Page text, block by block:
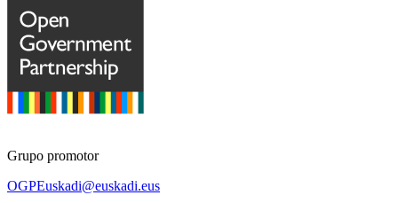
Grupo promotor
OGPEuskadi@euskadi.eus